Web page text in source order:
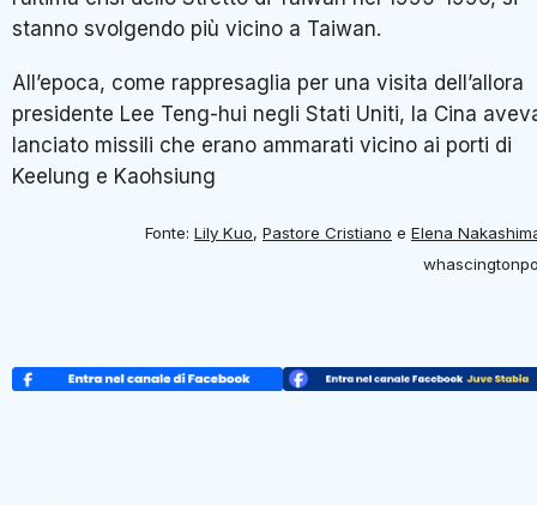
stanno svolgendo più vicino a Taiwan.
All’epoca, come rappresaglia per una visita dell’allora
presidente Lee Teng-hui negli Stati Uniti, la Cina
lanciato missili che erano ammarati vicino ai porti di
Keelung e Kaohsiung
Fonte: Lily Kuo, Pastore Cristiano e Elena